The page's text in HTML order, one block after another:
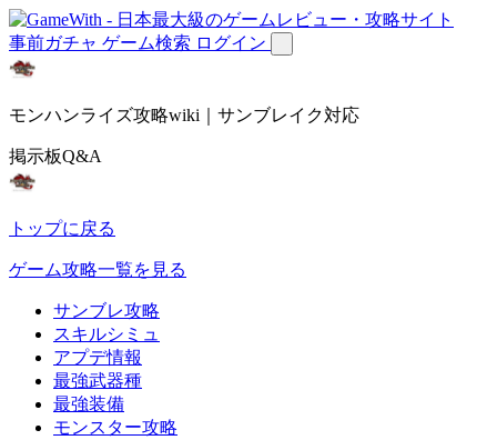
事前ガチャ ゲーム検索 ログイン
モンハンライズ攻略wiki｜サンブレイク対応
掲示板Q&A
トップに戻る
ゲーム攻略一覧を見る
サンブレ攻略
スキルシミュ
アプデ情報
最強武器種
最強装備
モンスター攻略